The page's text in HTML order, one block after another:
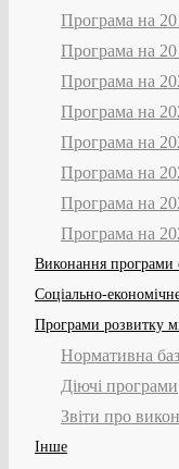
Програма на
Програма на
Програма на
Програма на
Програма на
Програма на
Програма на
Програма на
Виконання програми
Соціально-
Програми розвитку
Нормативна
Діючі програми
Звіти про
Інше